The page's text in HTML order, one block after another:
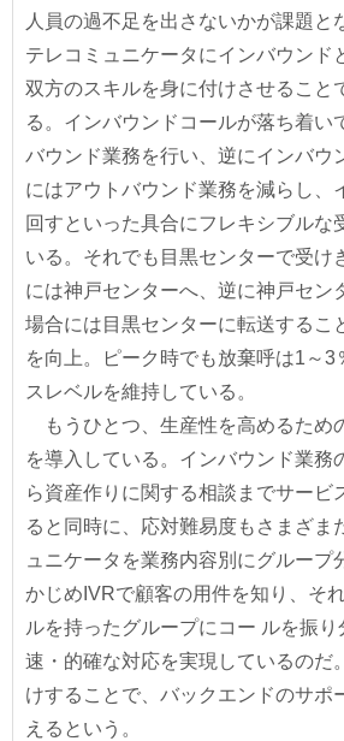
人員の過不足を出さないかが課題と
テレコミュニケータにインバウンド
双方のスキルを身に付けさせること
る。インバウンドコールが落ち着い
バウンド業務を行い、逆にインバウ
にはアウトバウンド業務を減らし、
回すといった具合にフレキシブルな
いる。それでも目黒センターで受け
には神戸センターへ、逆に神戸セン
場合には目黒センターに転送するこ
を向上。ピーク時でも放棄呼は1～3
スレベルを維持している。
もうひとつ、生産性を高めるため
を導入している。インバウンド業務
ら資産作りに関する相談までサービ
ると同時に、応対難易度もさまざま
ュニケータを業務内容別にグループ
かじめIVRで顧客の用件を知り、そ
ルを持ったグループにコー ルを振
速・的確な対応を実現しているのだ
けすることで、バックエンドのサポ
えるという。